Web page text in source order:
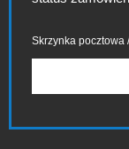
Skrzynka pocztowa